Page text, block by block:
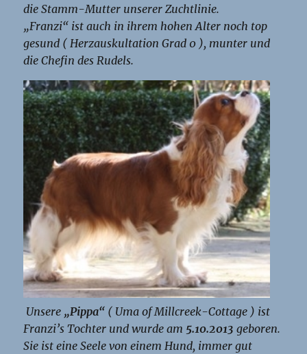
die Stamm-Mutter unserer Zuchtlinie.
„Franzi“ ist auch in ihrem hohen Alter noch top
gesund ( Herzauskultation Grad 0 ), munter und
die Chefin des Rudels.
Unsere „Pippa“ ( Uma of Millcreek-Cottage ) ist
Franzi’s Tochter und wurde am 5.10.2013 geboren.
Sie ist eine Seele von einem Hund, immer gut